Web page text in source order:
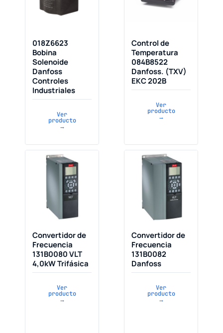
018Z6623
Bobina
Solenoide
Danfoss
Controles
Industriales
Ver
producto
→
Control de
Temperatura
084B8522
Danfoss. (TXV)
EKC 202B
Ver
producto
→
Convertidor de
Frecuencia
131B0080 VLT
4,0kW Trifásica
Ver
producto
→
Convertidor de
Frecuencia
131B0082
Danfoss
Ver
producto
→